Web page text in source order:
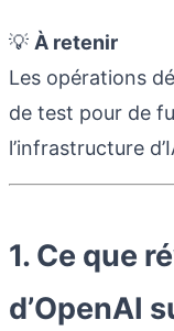
💡 À retenir
Les opérations
de test pour de
l’infrastructure
1. Ce que
d’OpenAI